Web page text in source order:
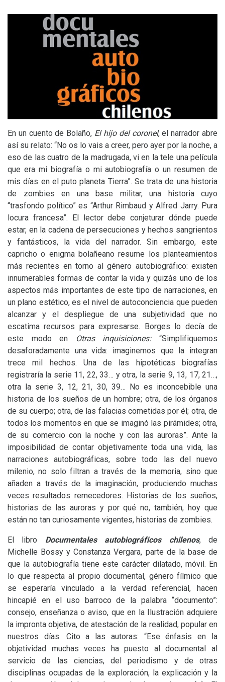
En un cuento de Bolaño, El hijo del coronel, el narrador abre
así su relato: “No os lo vais a creer, pero ayer por la noche, a
eso de las cuatro de la madrugada, vi en la tele una película
que era mi biografía o mi autobiografía o un resumen de
mis días en el puto planeta Tierra”. Se trata de una historia
de zombies en una base militar, una historia cuyo
“trasfondo político” es “Arthur Rimbaud y Alfred Jarry. Pura
locura francesa”. El lector debe conjeturar dónde puede
estar, en la cadena de persecuciones y hechos sangrientos
y fantásticos, la vida del narrador. Sin embargo, este
capricho o enigma bolañeano resume los planteamientos
más recientes en torno al género autobiográfico: existen
innumerables formas de contar la vida y quizás uno de los
aspectos más importantes de este tipo de narraciones, en
un plano estético, es el nivel de autoconciencia que pueden
alcanzar y el despliegue de una subjetividad que no
escatima recursos para expresarse. Borges lo decía de
este modo en
Otras inquisiciones:“Simplifiquemos
desaforadamente una vida: imaginemos que la integran
trece mil hechos. Una de las hipotéticas biografías
registraría la serie 11, 22, 33… y otra, la serie 9, 13, 17, 21…,
otra la serie 3, 12, 21, 30, 39… No es inconcebible una
historia de los sueños de un hombre; otra, de los órganos
de su cuerpo; otra, de las falacias cometidas por él; otra, de
todos los momentos en que se imaginó las pirámides; otra,
de su comercio con la noche y con las auroras”. Ante la
imposibilidad de contar objetivamente toda una vida, las
narraciones autobiográficas, sobre todo las del nuevo
milenio, no solo filtran a través de la memoria, sino que
añaden a través de la imaginación, produciendo muchas
veces resultados remecedores. Historias de los sueños,
historias de las auroras y por qué no, también, hoy que
están no tan curiosamente vigentes, historias de zombies.
El libro Documentales autobiográficos chilenos, de
Michelle Bossy y Constanza Vergara, parte de la base de
que la autobiografía tiene este carácter dilatado, móvil. En
lo que respecta al propio documental, género fílmico que
se esperaría vinculado a la verdad referencial, hacen
hincapié en el uso barroco de la palabra “documento”:
consejo, enseñanza o aviso, que en la Ilustración adquiere
la impronta objetiva, de atestación de la realidad, popular en
nuestros días. Cito a las autoras: “Ese énfasis en la
objetividad muchas veces ha puesto al documental al
servicio de las ciencias, del periodismo y de otras
disciplinas ocupadas de la exploración, la explicación y la